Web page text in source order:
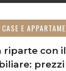
CASE E
riparte con
prezzi